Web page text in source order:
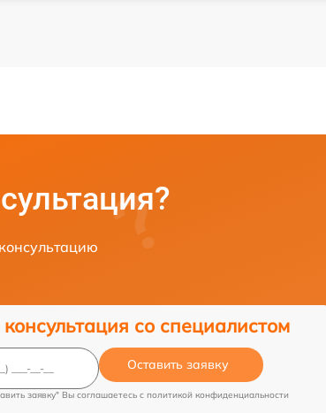
со специалистом
Оставить заявку
заявку" Вы соглашаетесь c политикой конфиденциальности